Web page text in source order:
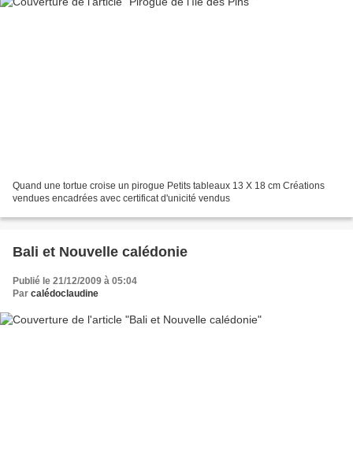
Quand une tortue croise un pirogue Petits tableaux 13 X 18 cm Créations
vendues encadrées avec certificat d'unicité vendus
Bali et Nouvelle calédonie
Publié le 21/12/2009 à 05:04
Par calédoclaudine